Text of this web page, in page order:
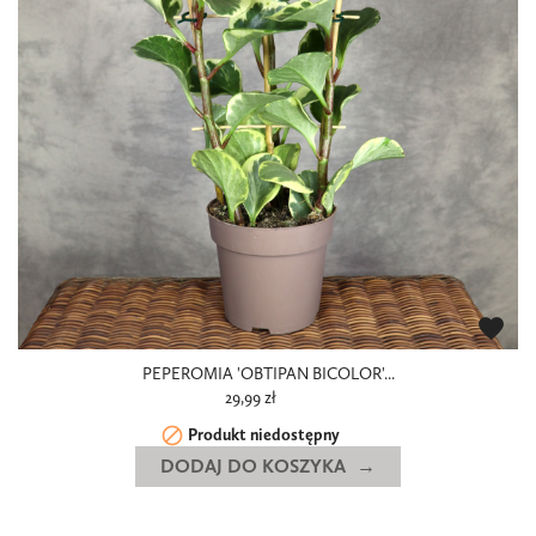
PEPEROMIA 'OBTIPAN BICOLOR'...
29,99 zł
 Produkt niedostępny
favorite
DODAJ DO KOSZYKA